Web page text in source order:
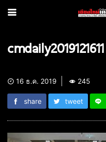
cmdaily2019121611
16 ธ.ค. 2019 245
share tweet